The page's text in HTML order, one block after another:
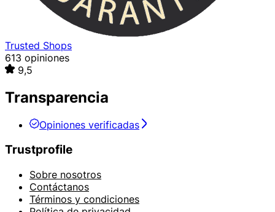
Trusted Shops
613 opiniones
9,5
Transparencia
Opiniones verificadas
Trustprofile
Sobre nosotros
Contáctanos
Términos y condiciones